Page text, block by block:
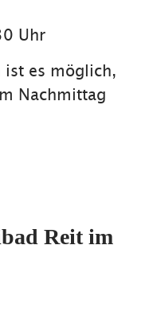
Uhr
ist es möglich,
Nachmittag
Reit im